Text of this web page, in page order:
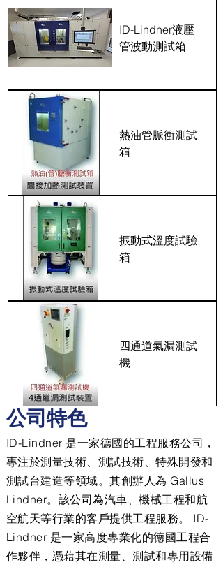
ID-Lindner液壓
管波動測試箱
熱油管脈衝測試
箱
振動式溫度試驗
箱
四通道氣漏測試
機
公司特色
ID-Lindner 是一家德國的工程服務公司，
專注於測量技術、測試技術、特殊開發和
測試台建造等領域。其創辦人為 Gallus
Lindner。該公司為汽車、機械工程和航
空航天等行業的客戶提供工程服務。 ID-
Lindner 是一家高度專業化的德國工程合
作夥伴，憑藉其在測量、測試和專用設備